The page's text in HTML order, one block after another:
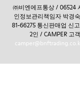
㈜비엔에프통상 / 06524
인정보관리책임자 박경
81-66275 통신판매업 신
2인 / CAMPER 고